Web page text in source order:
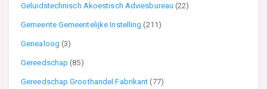
Geluidstechnisch Akoestisch Adviesbureau(22)
Gemeente Gemeentelijke Instelling(211)
Genealoog (3)
Gereedschap(85)
Gereedschap Groothandel Fabrikant(77)